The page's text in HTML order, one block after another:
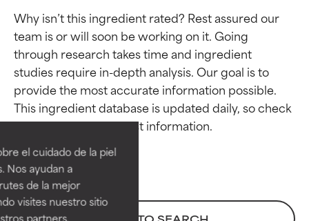
el cuidado de la piel
Nos ayudan a
de la mejor
visites nuestro sitio
partners,
Why isn’t this ingredient rated? Rest assured our
team is or will soon be working on it. Going
through research takes time and ingredient
studies require in-depth analysis. Our goal is to
provide the most accurate information possible.
This ingredient database is updated daily, so check
Calificaciones de
ingredientes
EXCELENTE
Ingrediente sobresaliente con
beneficios reales para la piel. Su
eficacia está demostrada y
Calificaciones de
ingredientes
EXCELENTE
Ingrediente sobresaliente con
beneficios reales para la piel. Su
eficacia está demostrada y